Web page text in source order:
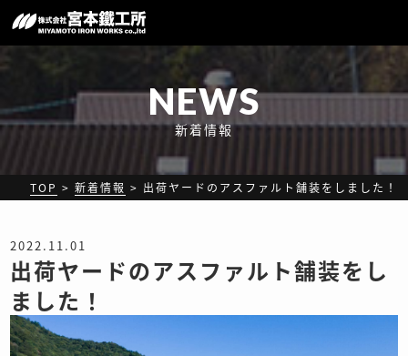
NEWS
新着情報
TOP > 新着情報 > 出荷ヤードのアスファルト舗装をしました！
2022.11.01
出荷ヤードのアスファルト舗装をし
ました！